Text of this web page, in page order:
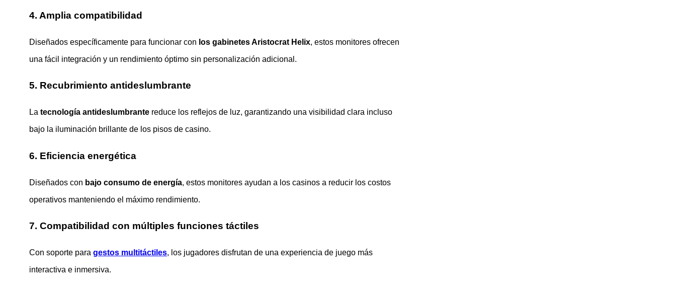
4. Amplia compatibilidad
Diseñados específicamente para funcionar con los gabinetes Aristocrat Helix, estos monitores ofrecen
una fácil integración y un rendimiento óptimo sin personalización adicional.
5. Recubrimiento antideslumbrante
La tecnología antideslumbrante reduce los reflejos de luz, garantizando una visibilidad clara incluso
bajo la iluminación brillante de los pisos de casino.
6. Eficiencia energética
Diseñados con bajo consumo de energía, estos monitores ayudan a los casinos a reducir los costos
operativos manteniendo el máximo rendimiento.
7. Compatibilidad con múltiples funciones táctiles
Con soporte para gestos multitáctiles, los jugadores disfrutan de una experiencia de juego más
interactiva e inmersiva.